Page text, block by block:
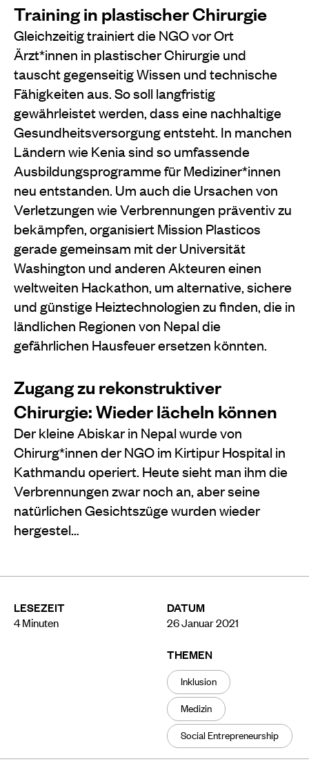
LESEZEIT
4Minuten
DATUM
26 Januar 2021
THEMEN
Inklusion
Medizin
Social Entrepreneurship
Training in plastischer Chirurgie
Gleichzeitig trainiert die NGO vor Ort
Ärzt*innen in plastischer Chirurgie und
tauscht gegenseitig Wissen und technische
Fähigkeiten aus. So soll langfristig
gewährleistet werden, dass eine nachhaltige
Gesundheitsversorgung entsteht. In manchen
Ländern wie Kenia sind so umfassende
Ausbildungsprogramme für Mediziner*innen
neu entstanden. Um auch die Ursachen von
Verletzungen wie Verbrennungen präventiv zu
bekämpfen, organisiert Mission Plasticos
gerade gemeinsam mit der Universität
Washington und anderen Akteuren einen
weltweiten Hackathon, um alternative, sichere
und günstige Heiztechnologien zu finden, die in
ländlichen Regionen von Nepal die
gefährlichen Hausfeuer ersetzen könnten.
Zugang zu rekonstruktiver
Chirurgie: Wieder lächeln können
Der kleine Abiskar in Nepal wurde von
Chirurg*innen der NGO im Kirtipur Hospital in
Kathmandu operiert. Heute sieht man ihm die
Verbrennungen zwar noch an, aber seine
natürlichen Gesichtszüge wurden wieder
hergestel…